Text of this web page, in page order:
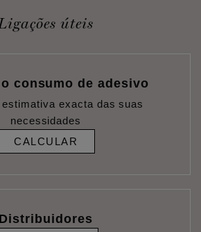
Ligações úteis
consumo de adesivo
estimativa exacta das suas
necessidades
CALCULAR
Distribuidores